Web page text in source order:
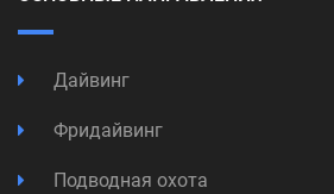
Дайвинг
Фридайвинг
Подводная охота